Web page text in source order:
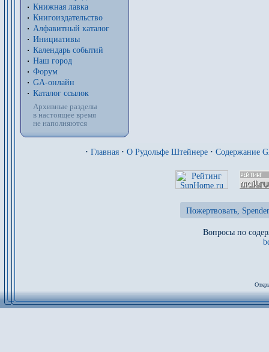
Книжная лавка
Книгоиздательство
Алфавитный каталог
Инициативы
Календарь событий
Наш город
Форум
GA-онлайн
Каталог ссылок
Архивные разделы
в настоящее время
не наполняются
· Главная · О Рудольфе Штейнере · Содержание
Пожертвовать,
Вопросы по